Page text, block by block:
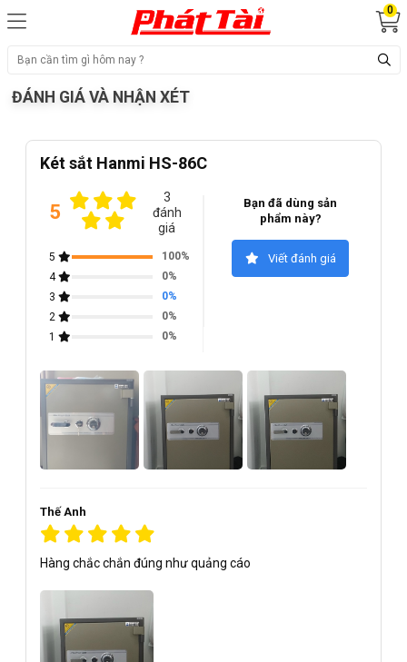
0
ĐÁNH GIÁ VÀ NHẬN XÉT
Két sắt Hanmi HS-86C
5
3
đánh
giá
5
100%
4
0%
3
0%
2
0%
1
0%
Bạn đã dùng sản
phẩm này?
Viết đánh giá
Thế Anh
Hàng chắc chắn đúng như quảng cáo